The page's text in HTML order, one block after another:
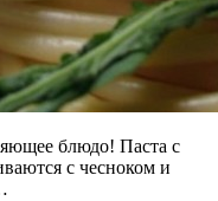
блюдо! Паста с
с чесноком и